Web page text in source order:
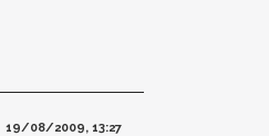
19/08/2009, 13:27